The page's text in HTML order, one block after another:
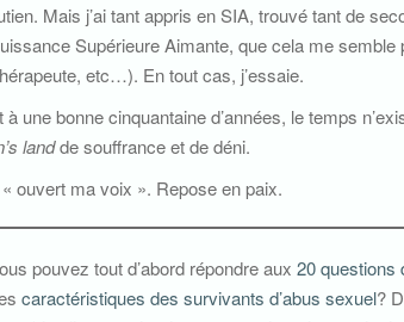
Mais j’ai tant appris en SIA, trouvé tant de
Supérieure Aimante, que cela me
etc…). En tout cas, j’essaie.
une bonne cinquantaine d’années, le temps
landde souffrance et de déni.
ouvert ma voix ». Repose en paix.
pouvez tout d’abord répondre aux 20 questions
caractéristiques des survivants d’abus sexuel?